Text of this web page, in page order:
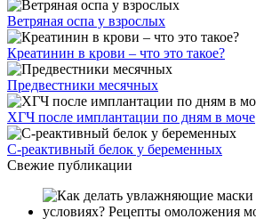
Ветряная оспа у взрослых
Креатинин в крови – что это такое?
Предвестники месячных
ХГЧ после имплантации по дням в моче
С-реактивный белок у беременных
Свежие публикации